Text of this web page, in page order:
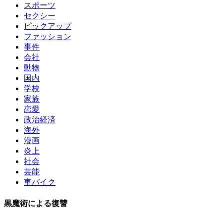
スポーツ
セクシー
ピックアップ
ファッション
事件
会社
動物
国内
学校
家族
恋愛
政治経済
海外
漫画
炎上
社会
芸能
車バイク
黒魔術による復讐